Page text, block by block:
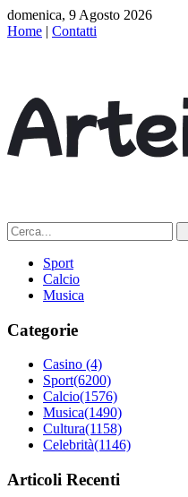
domenica, 9 Agosto 2026
Home | Contatti
Sport
Calcio
Musica
Categorie
Casino (4)
Sport(6200)
Calcio(1576)
Musica(1490)
Cultura(1158)
Celebrità(1146)
Articoli Recenti